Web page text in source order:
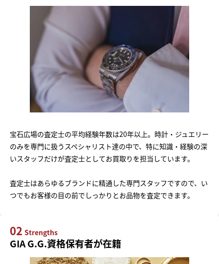
宝石広場の査定士の平均経験年数は20年以上。時計・ジュエリー
のみを専門に扱うスペシャリスト達の中で、特に知識・経験の深
いスタッフだけが査定士としてお買取りを担当しています。
査定士はあらゆるブランドに精通した専門スタッフですので、い
つでもお客様の目の前でしっかりとお品物を査定できます。
02 Strengths
GIA G.G.資格保有者が在籍